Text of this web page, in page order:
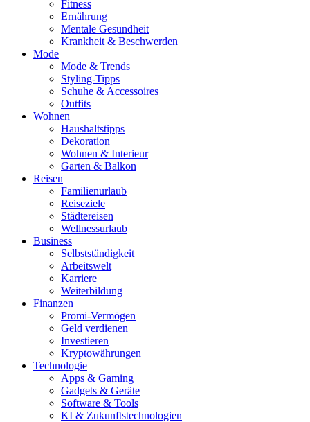
Fitness
Ernährung
Mentale Gesundheit
Krankheit & Beschwerden
Mode
Mode & Trends
Styling-Tipps
Schuhe & Accessoires
Outfits
Wohnen
Haushaltstipps
Dekoration
Wohnen & Interieur
Garten & Balkon
Reisen
Familienurlaub
Reiseziele
Städtereisen
Wellnessurlaub
Business
Selbstständigkeit
Arbeitswelt
Karriere
Weiterbildung
Finanzen
Promi-Vermögen
Geld verdienen
Investieren
Kryptowährungen
Technologie
Apps & Gaming
Gadgets & Geräte
Software & Tools
KI & Zukunftstechnologien